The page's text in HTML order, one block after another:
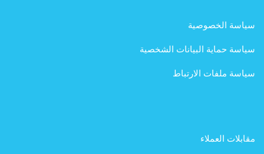
سياسة الخصوصية
سياسة حماية البيانات الشخصية
سياسة ملفات الارتباط
مقابلات العملاء